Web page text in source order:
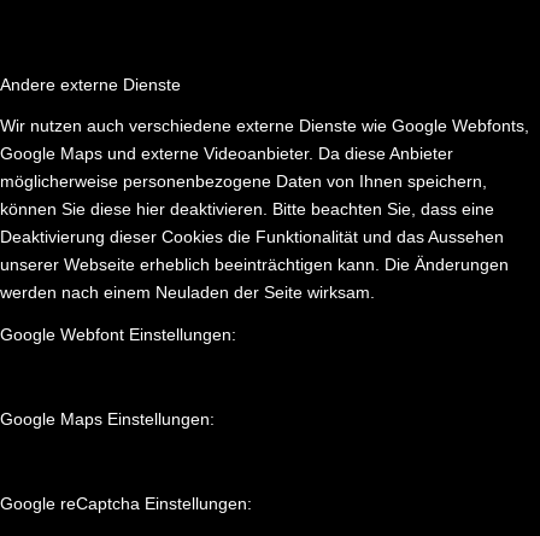
Andere externe Dienste
Wir nutzen auch verschiedene externe Dienste wie Google Webfonts,
Google Maps und externe Videoanbieter. Da diese Anbieter
möglicherweise personenbezogene Daten von Ihnen speichern,
können Sie diese hier deaktivieren. Bitte beachten Sie, dass eine
Deaktivierung dieser Cookies die Funktionalität und das Aussehen
unserer Webseite erheblich beeinträchtigen kann. Die Änderungen
werden nach einem Neuladen der Seite wirksam.
Google Webfont Einstellungen:
Google Maps Einstellungen:
Google reCaptcha Einstellungen: